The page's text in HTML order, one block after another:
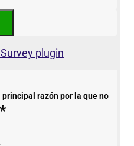
plugin
principal razón por la que no
*